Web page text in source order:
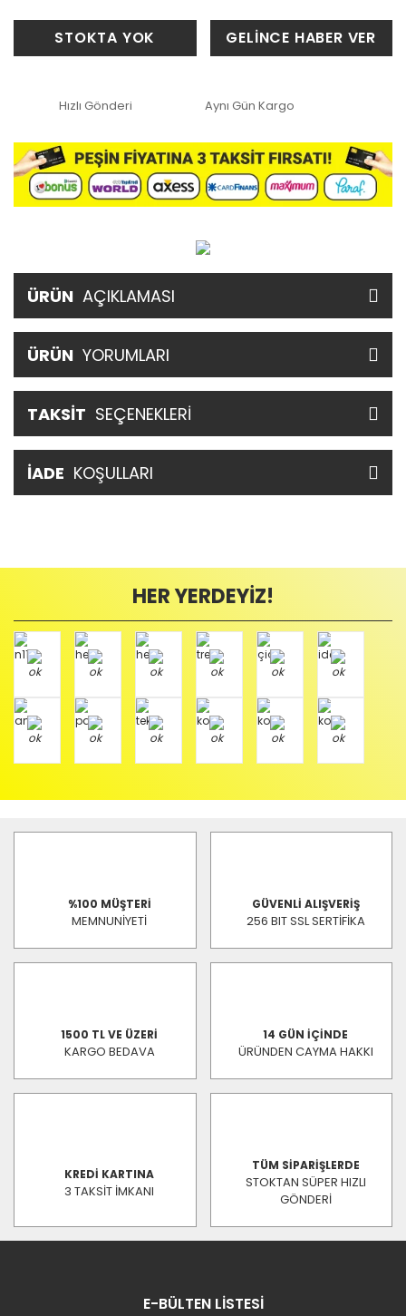
STOKTA YOK GELİNCE HABER VER
Hızlı Gönderi Aynı Gün Kargo
ÜRÜN AÇIKLAMASI
ÜRÜN YORUMLARI
TAKSİT SEÇENEKLERİ
İADE KOŞULLARI
HER YERDEYİZ!
%100 MÜŞTERİ
MEMNUNİYETİ
GÜVENLİ ALIŞVERİŞ
256 BIT SSL SERTİFİKA
1500 TL VE ÜZERİ
KARGO BEDAVA
14 GÜN İÇİNDE
ÜRÜNDEN CAYMA HAKKI
KREDİ KARTINA
3 TAKSİT İMKANI
TÜM SİPARİŞLERDE
STOKTAN SÜPER HIZLI
GÖNDERİ
E-BÜLTEN LİSTESİ